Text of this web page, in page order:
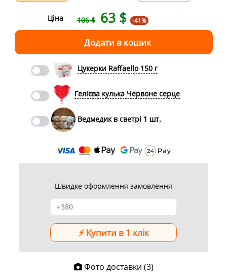
Ціна 106 $ 63 $ -41%
Цукерки Raffaello 150 г
Гелієва кулька Червоне серце
Ведмедик в светрі 1 шт.
Швидке оформлення замовлення
Фото доставки (3)